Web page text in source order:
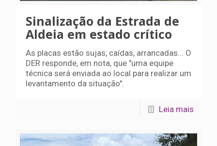
Sinalização da Estrada de
Aldeia em estado crítico
As placas estão sujas, caídas, arrancadas... O
DER responde, em nota, que "uma equipe
técnica será enviada ao local para realizar um
levantamento da situação".
Leia mais